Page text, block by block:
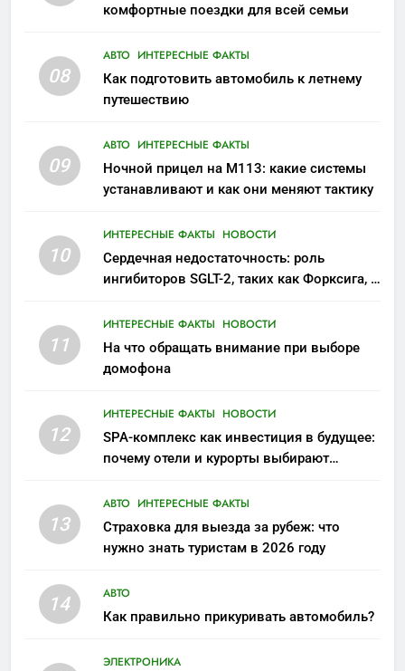
комфортные поездки для всей семьи
08
АВТО ИНТЕРЕСНЫЕ ФАКТЫ
Как подготовить автомобиль к летнему
путешествию
09
АВТО ИНТЕРЕСНЫЕ ФАКТЫ
Ночной прицел на M113: какие системы
устанавливают и как они меняют тактику
10
ИНТЕРЕСНЫЕ ФАКТЫ НОВОСТИ
Сердечная недостаточность: роль
ингибиторов SGLT-2, таких как Форксига, в
11
ИНТЕРЕСНЫЕ ФАКТЫ НОВОСТИ
На что обращать внимание при выборе
домофона
12
ИНТЕРЕСНЫЕ ФАКТЫ НОВОСТИ
SPA-комплекс как инвестиция в будущее:
почему отели и курорты выбирают
13
АВТО ИНТЕРЕСНЫЕ ФАКТЫ
Страховка для выезда за рубеж: что
нужно знать туристам в 2026 году
14
АВТО
Как правильно прикуривать автомобиль?
ЭЛЕКТРОНИКА